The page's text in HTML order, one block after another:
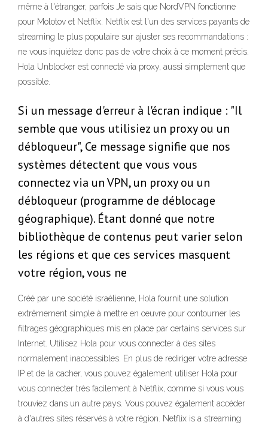
même à l'étranger, parfois Je sais que NordVPN fonctionne
pour Molotov et Netflix. Netflix est l'un des services payants de
streaming le plus populaire sur ajuster ses recommandations :
ne vous inquiétez donc pas de votre choix à ce moment précis.
Hola Unblocker est connecté via proxy, aussi simplement que
possible.
Si un message d'erreur à l'écran indique : "Il
semble que vous utilisiez un proxy ou un
débloqueur", Ce message signifie que nos
systèmes détectent que vous vous
connectez via un VPN, un proxy ou un
débloqueur (programme de déblocage
géographique). Étant donné que notre
bibliothèque de contenus peut varier selon
les régions et que ces services masquent
votre région, vous ne
Créé par une société israélienne, Hola fournit une solution
extrêmement simple à mettre en oeuvre pour contourner les
filtrages géographiques mis en place par certains services sur
Internet. Utilisez Hola pour vous connecter à des sites
normalement inaccessibles. En plus de rediriger votre adresse
IP et de la cacher, vous pouvez également utiliser Hola pour
vous connecter très facilement à Netflix, comme si vous vous
trouviez dans un autre pays. Vous pouvez également accéder
à d'autres sites réservés à votre région. Netflix is a streaming